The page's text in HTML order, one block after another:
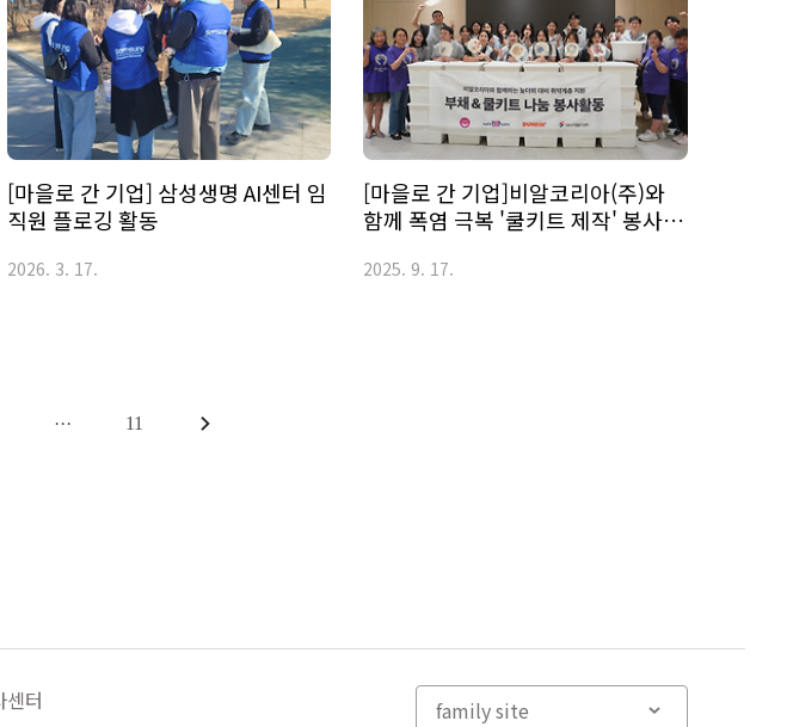
[마을로 간 기업] 삼성생명 AI센터 임
직원 플로깅 활동
2026. 3. 17.
[마을로 간 기업]비알코리아(주)와
함께 폭염 극복 '쿨키트 제작' 봉사활
2025. 9. 17.
··· 11
터